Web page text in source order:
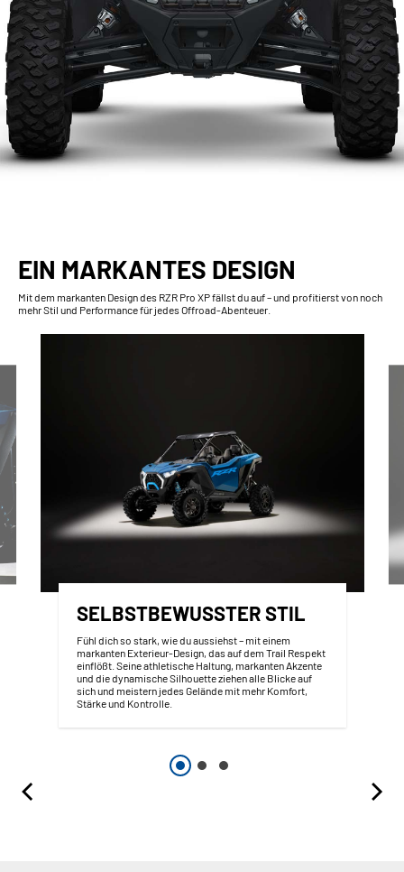
EIN MARKANTES DESIGN
Mit dem markanten Design des RZR Pro XP fällst du auf – und profitierst von noch
mehr Stil und Performance für jedes Offroad-Abenteuer.
SELBSTBEWUSSTER STIL
Fühl dich so stark, wie du aussiehst – mit einem
markanten Exterieur-Design, das auf dem Trail Respekt
einflößt. Seine athletische Haltung, markanten Akzente
und die dynamische Silhouette ziehen alle Blicke auf
sich und meistern jedes Gelände mit mehr Komfort,
Stärke und Kontrolle.